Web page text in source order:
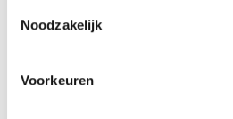
Noodzakelijk
Voorkeuren
betrouwbare werkers,
broek hoeft te zitten of
wel voldoende productie